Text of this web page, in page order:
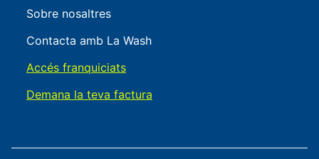
Sobre nosaltres
Contacta amb La Wash
Accés franquiciats
Demana la teva factura